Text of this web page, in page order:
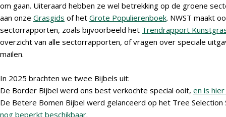
om gaan. Uiteraard hebben ze wel betrekking op de groene
aan onze Grasgids of het Grote Populierenboek. NWST maakt
sectorrapporten, zoals bijvoorbeeld het Trendrapport
overzicht van alle sectorrapporten, of vragen over speciale
mailen.
In 2025 brachten we twee Bijbels uit:
De Border Bijbel werd ons best verkochte special ooit, en is
De Betere Bomen Bijbel werd gelanceerd op het Tree Selection
nog beperkt beschikbaar.